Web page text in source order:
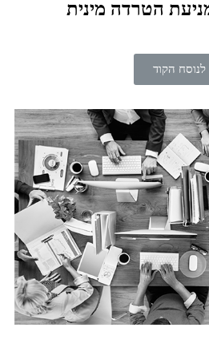
הטרדה מינית
לנוסח הקוד